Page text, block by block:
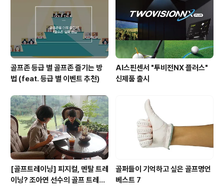
골프존 등급 별 골프존 즐기는 방
법 (feat. 등급 별 이벤트 추천)
AI스핀센서 "투비전NX 플러스"
신제품 출시
[골프트레이닝] 피지컬, 멘탈 트레
이닝? 조아연 선수의 골프 트레이
골퍼들이 기억하고 싶은 골프명언
베스트 7